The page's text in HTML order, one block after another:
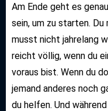
Am Ende geht es
sein, um zu starten.
musst nicht jahrelang
reicht völlig, wenn du
voraus bist. Wenn du
jemand anderes noch
du helfen. Und